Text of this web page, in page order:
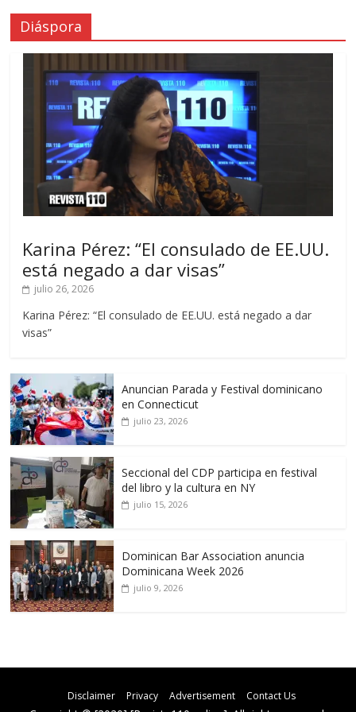
Diáspora
Karina Pérez: “El consulado de EE.UU.
está negado a dar visas”
julio 26, 2026
Karina Pérez: “El consulado de EE.UU. está negado a dar
visas”
Anuncian Parada y Festival dominicano
en Connecticut
julio 23, 2026
Seccional del CDP participa en festival
del libro y la cultura en NY
julio 15, 2026
Dominican Bar Association anuncia
Dominicana Week 2026
julio 9, 2026
Disclaimer Privacy Advertisement Contact Us